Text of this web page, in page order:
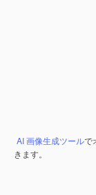
AI 画像生成ツールで
きます。